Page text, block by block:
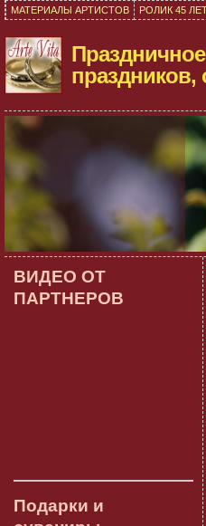
МАТЕРИАЛЫ АРТИСТОВ РОЛИК 45
праздников,
ВИДЕО ОТ
ПАРТНЕРОВ
Подарки и